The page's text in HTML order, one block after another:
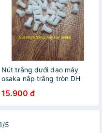
Nút trắng dưới dao máy
osaka nắp trắng tròn DH
15.900 đ
5